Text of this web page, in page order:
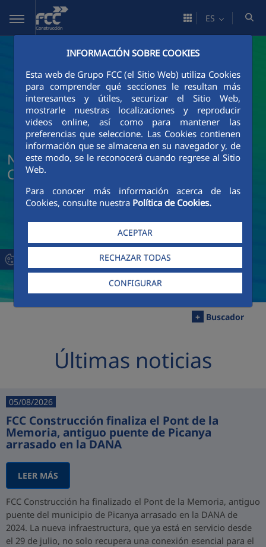
Saltar al contenido principal
INFORMACIÓN SOBRE COOKIES
Esta web de Grupo FCC (el Sitio Web) utiliza Cookies
para comprender qué secciones le resultan más
interesantes y útiles, securizar el Sitio Web,
mostrarle nuestras localizaciones y reproducir
videos online, así como para mantener las
preferencias que seleccione. Las Cookies contienen
información que se almacena en su navegador y, de
este modo, se le reconocerá cuando regrese al Sitio
Web.
Para conocer más información acerca de las
Cookies, consulte nuestra Política de Cookies.
ACEPTAR
RECHAZAR TODAS
CONFIGURAR
ES
Noticias y actualidad de FCC
Construcción
+ Buscador
Últimas noticias
05/08/2026
FCC Construcción finaliza el Pont de la
Memoria, antiguo puente de Picanya
arrasado en la DANA
LEER MÁS
FCC Construcción ha finalizado el Pont de la Memoria, antiguo
puente del municipio de Picanya arrasado en la DANA de
2024. La nueva infraestructura, que ya está en servicio desde
el 29 de julio, no solo recupera una conexión esencial para el